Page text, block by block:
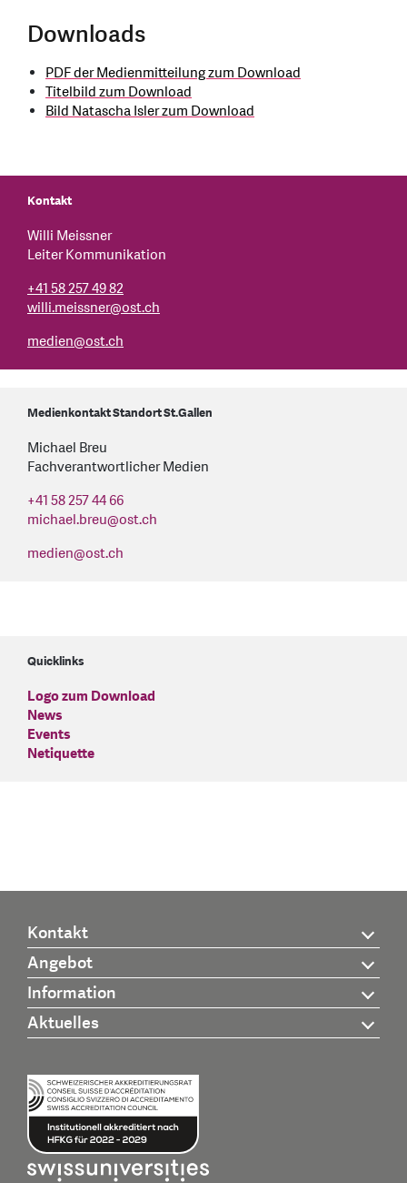
Downloads
PDF der Medienmitteilung zum Download
Titelbild zum Download
Bild Natascha Isler zum Download
Kontakt
Willi Meissner
Leiter Kommunikation
+41 58 257 49 82
willi.meissner@ost.ch
medien@ost.ch
Medienkontakt Standort St.Gallen
Michael Breu
Fachverantwortlicher Medien
+41 58 257 44 66
michael.breu@ost.ch
medien@ost.ch
Quicklinks
Logo zum Download
News
Events
Netiquette
Kontakt
Angebot
Information
Aktuelles